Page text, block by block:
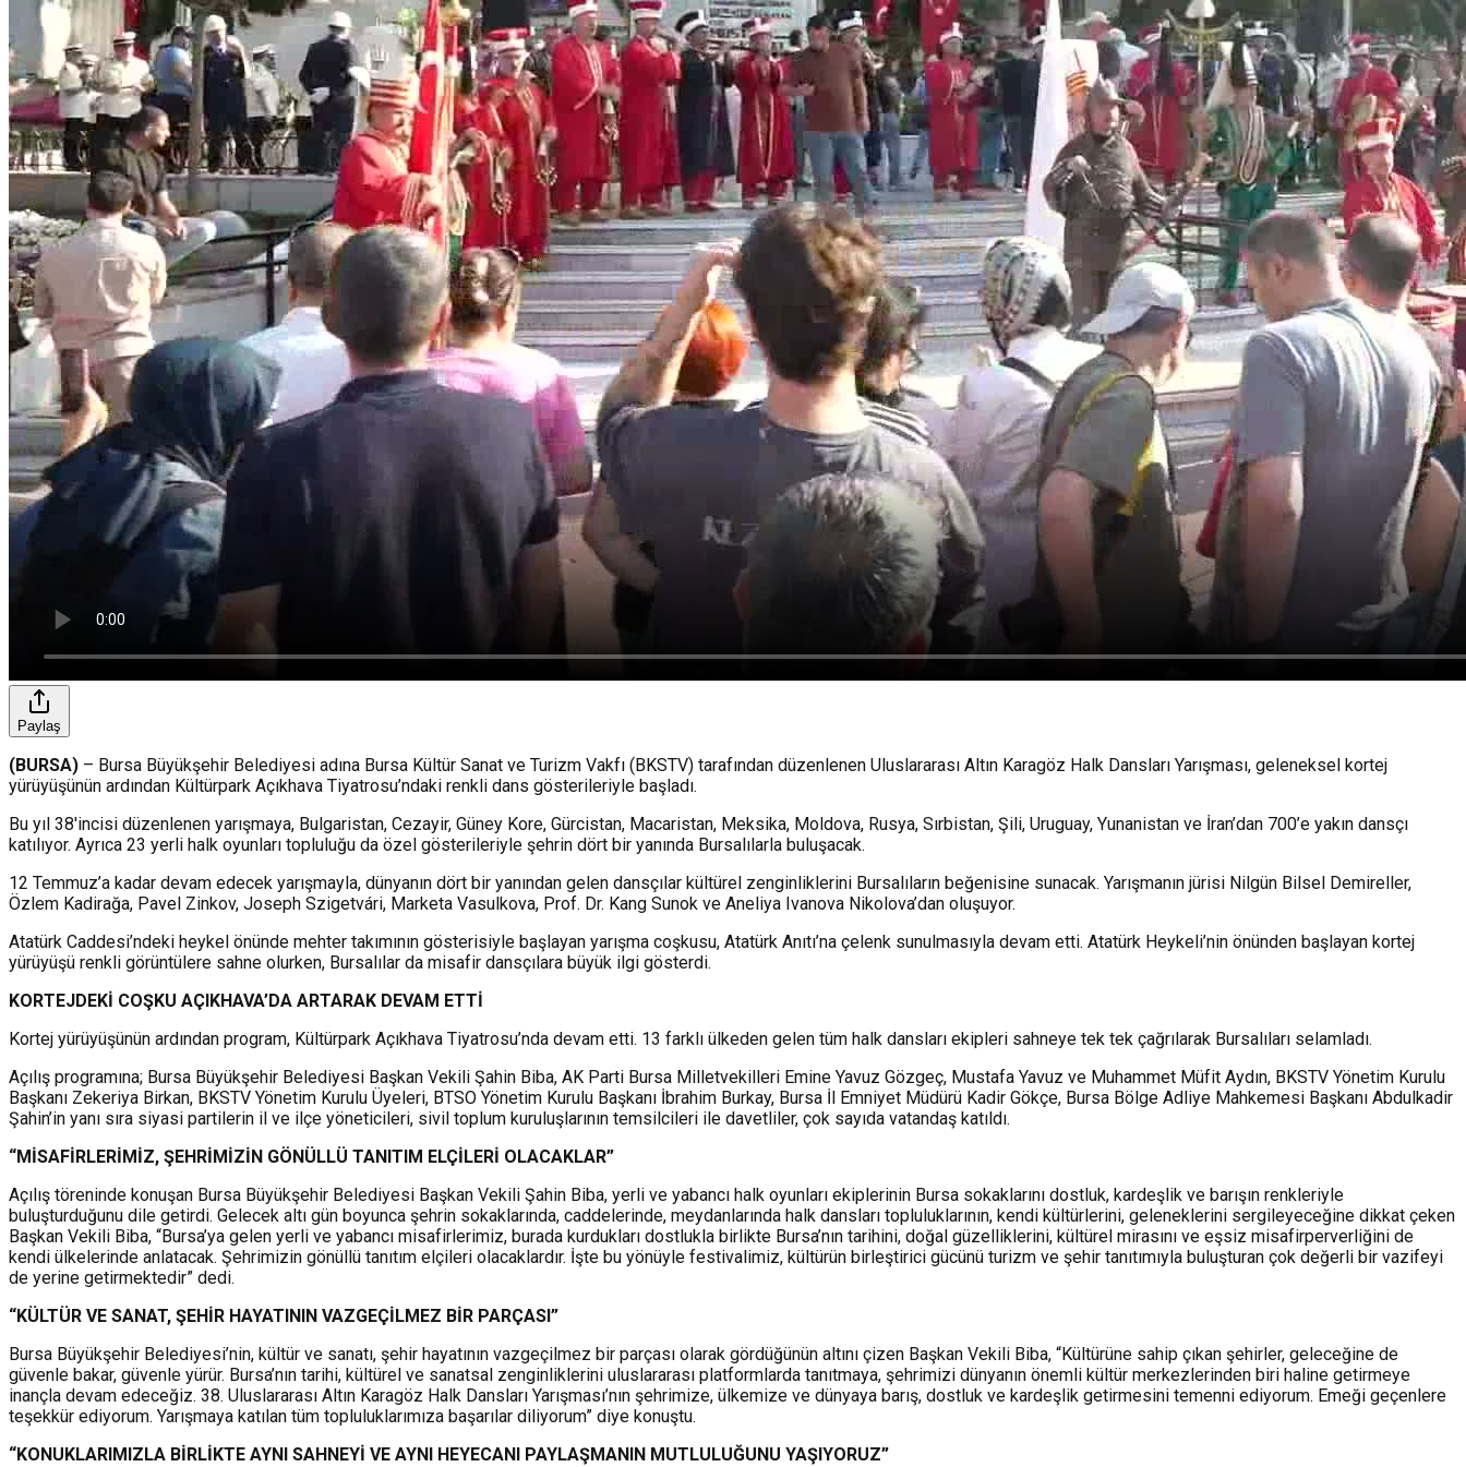
Paylaş
(BURSA) – Bursa Büyükşehir Belediyesi adına Bursa Kültür Sanat ve Turizm Vakfı (BKSTV) tarafından düzenlenen Uluslararası Altın Karagöz Halk Dansları Yarışması, geleneksel kortej
yürüyüşünün ardından Kültürpark Açıkhava Tiyatrosu’ndaki renkli dans gösterileriyle başladı.
Bu yıl 38'incisi düzenlenen yarışmaya, Bulgaristan, Cezayir, Güney Kore, Gürcistan, Macaristan, Meksika, Moldova, Rusya, Sırbistan, Şili, Uruguay, Yunanistan ve İran’dan 700’e yakın dansçı
katılıyor. Ayrıca 23 yerli halk oyunları topluluğu da özel gösterileriyle şehrin dört bir yanında Bursalılarla buluşacak.
12 Temmuz’a kadar devam edecek yarışmayla, dünyanın dört bir yanından gelen dansçılar kültürel zenginliklerini Bursalıların beğenisine sunacak. Yarışmanın jürisi Nilgün Bilsel Demireller,
Özlem Kadirağa, Pavel Zinkov, Joseph Szigetvári, Marketa Vasulkova, Prof. Dr. Kang Sunok ve Aneliya Ivanova Nikolova’dan oluşuyor.
Atatürk Caddesi’ndeki heykel önünde mehter takımının gösterisiyle başlayan yarışma coşkusu, Atatürk Anıtı’na çelenk sunulmasıyla devam etti. Atatürk Heykeli’nin önünden başlayan kortej
yürüyüşü renkli görüntülere sahne olurken, Bursalılar da misafir dansçılara büyük ilgi gösterdi.
KORTEJDEKİ COŞKU AÇIKHAVA’DA ARTARAK DEVAM ETTİ
Kortej yürüyüşünün ardından program, Kültürpark Açıkhava Tiyatrosu’nda devam etti. 13 farklı ülkeden gelen tüm halk dansları ekipleri sahneye tek tek çağrılarak Bursalıları selamladı.
Açılış programına; Bursa Büyükşehir Belediyesi Başkan Vekili Şahin Biba, AK Parti Bursa Milletvekilleri Emine Yavuz Gözgeç, Mustafa Yavuz ve Muhammet Müfit Aydın, BKSTV Yönetim Kurulu
Başkanı Zekeriya Birkan, BKSTV Yönetim Kurulu Üyeleri, BTSO Yönetim Kurulu Başkanı İbrahim Burkay, Bursa İl Emniyet Müdürü Kadir Gökçe, Bursa Bölge Adliye Mahkemesi Başkanı Abdulkadir
Şahin’in yanı sıra siyasi partilerin il ve ilçe yöneticileri, sivil toplum kuruluşlarının temsilcileri ile davetliler, çok sayıda vatandaş katıldı.
“MİSAFİRLERİMİZ, ŞEHRİMİZİN GÖNÜLLÜ TANITIM ELÇİLERİ OLACAKLAR”
Açılış töreninde konuşan Bursa Büyükşehir Belediyesi Başkan Vekili Şahin Biba, yerli ve yabancı halk oyunları ekiplerinin Bursa sokaklarını dostluk, kardeşlik ve barışın renkleriyle
buluşturduğunu dile getirdi. Gelecek altı gün boyunca şehrin sokaklarında, caddelerinde, meydanlarında halk dansları topluluklarının, kendi kültürlerini, geleneklerini sergileyeceğine dikkat çeken
Başkan Vekili Biba, “Bursa’ya gelen yerli ve yabancı misafirlerimiz, burada kurdukları dostlukla birlikte Bursa’nın tarihini, doğal güzelliklerini, kültürel mirasını ve eşsiz misafirperverliğini de
kendi ülkelerinde anlatacak. Şehrimizin gönüllü tanıtım elçileri olacaklardır. İşte bu yönüyle festivalimiz, kültürün birleştirici gücünü turizm ve şehir tanıtımıyla buluşturan çok değerli bir vazifeyi
de yerine getirmektedir” dedi.
“KÜLTÜR VE SANAT, ŞEHİR HAYATININ VAZGEÇİLMEZ BİR PARÇASI”
Bursa Büyükşehir Belediyesi’nin, kültür ve sanatı, şehir hayatının vazgeçilmez bir parçası olarak gördüğünün altını çizen Başkan Vekili Biba, “Kültürüne sahip çıkan şehirler, geleceğine de
güvenle bakar, güvenle yürür. Bursa’nın tarihi, kültürel ve sanatsal zenginliklerini uluslararası platformlarda tanıtmaya, şehrimizi dünyanın önemli kültür merkezlerinden biri haline getirmeye
inançla devam edeceğiz. 38. Uluslararası Altın Karagöz Halk Dansları Yarışması’nın şehrimize, ülkemize ve dünyaya barış, dostluk ve kardeşlik getirmesini temenni ediyorum. Emeği geçenlere
teşekkür ediyorum. Yarışmaya katılan tüm topluluklarımıza başarılar diliyorum” diye konuştu.
“KONUKLARIMIZLA BİRLİKTE AYNI SAHNEYİ VE AYNI HEYECANI PAYLAŞMANIN MUTLULUĞUNU YAŞIYORUZ”